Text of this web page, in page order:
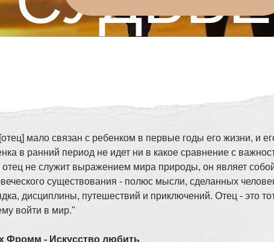
мало связан с ребенком в первые годы его жизни, и
в ранний период не идет ни в какое сравнение с
отец не служит выражением мира природы, он являет
существования - полюс мысли, сделанных
дисциплины, путешествий и приключений. Отец - это
войти в мир."
Фромм - Искусство любить